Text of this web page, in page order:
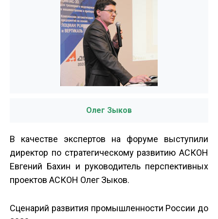
Олег Зыков
В качестве экспертов на форуме выступили
директор по стратегическому развитию АСКОН
Евгений Бахин и руководитель перспективных
проектов АСКОН Олег Зыков.
Сценарий развития промышленности России до